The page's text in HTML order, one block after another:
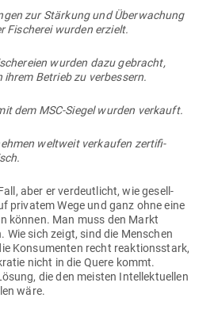
zur Stärkung und Über­wa­chung
Fischerei wurden erzielt.
wurden dazu gebracht,
ihrem Betrieb zu verbessern.
dem MSC-Siegel wurden verkauft.
weltweit ver­kaufen zer­ti­fi­
aber er ver­deut­licht, wie gesell­
pri­vatem Wege und ganz ohne eine
können. Man muss den Markt
Wie sich zeigt, sind die Men­schen
Kon­su­menten recht reak­ti­ons­stark,
nicht in die Quere kommt.
die den meisten Intel­lek­tu­ellen
wäre.